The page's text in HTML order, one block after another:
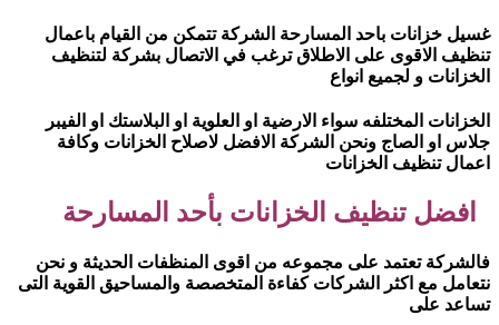
غسيل خزانات باحد المسارحة الشركة تتمكن من القيام باعمال
تنظيف الاقوى على الاطلاق ترغب في الاتصال بشركة لتنظيف
الخزانات و لجميع انواع
الخزانات المختلفه سواء الارضية او العلوية او البلاستك او الفيبر
جلاس او الصاج ونحن الشركة الافضل لاصلاح الخزانات وكافة
اعمال تنظيف الخزانات
افضل تنظيف الخزانات بأحد المسارحة
فالشركة تعتمد على مجموعه من اقوى المنظفات الحديثة و نحن
نتعامل مع اكثر الشركات كفاءة المتخصصة والمساحيق القوية التى
تساعد على